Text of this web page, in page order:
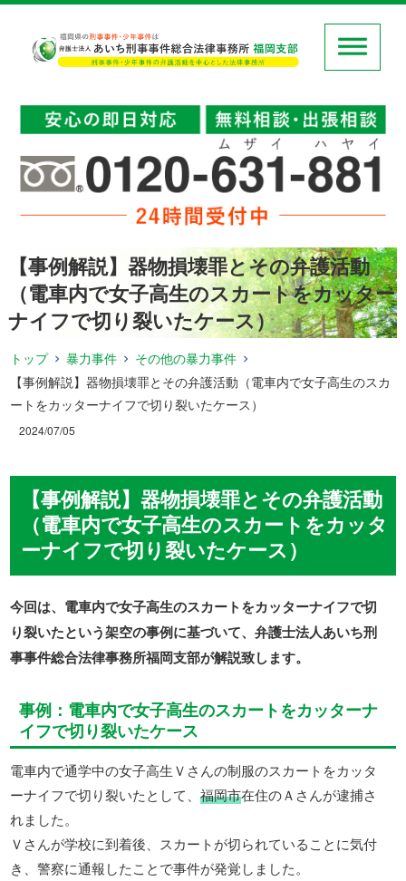
【事例解説】器物損壊罪とその弁護活動
（電車内で女子高生のスカートをカッター
ナイフで切り裂いたケース）
トップ 暴力事件
その他の暴力事件
【事例解説】器物損壊罪とその弁護活動（電車内で女子高生のスカ
ートをカッターナイフで切り裂いたケース）
2024/07/05
【事例解説】器物損壊罪とその弁護活動
（電車内で女子高生のスカートをカッタ
ーナイフで切り裂いたケース）
今回は、電車内で女子高生のスカートをカッターナイフで切
り裂いたという架空の事例に基づいて、弁護士法人あいち刑
事事件総合法律事務所福岡支部が解説致します。
事例：電車内で女子高生のスカートをカッターナ
イフで切り裂いたケース
電車内で通学中の女子高生Ｖさんの制服のスカートをカッタ
ーナイフで切り裂いたとして、福岡市在住のＡさんが逮捕さ
れました。
Ｖさんが学校に到着後、スカートが切られていることに気付
き、警察に通報したことで事件が発覚しました。